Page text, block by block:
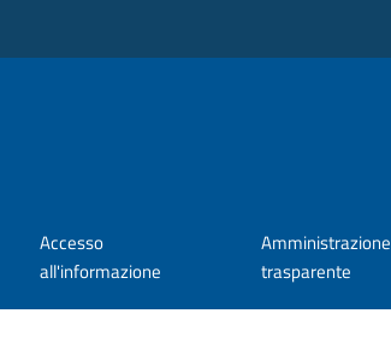
Accesso
all'informazione
Amministrazione
trasparente